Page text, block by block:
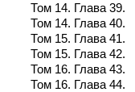
Том 14. Глава 39.
Том 14. Глава 40.
Том 15. Глава 41.
Том 15. Глава 42.
Том 16. Глава 43.
Том 16. Глава 44.